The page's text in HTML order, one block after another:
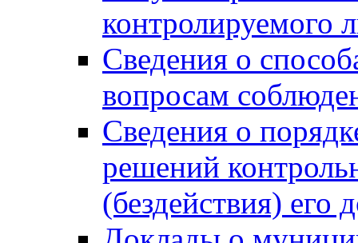
контролируемого
Сведения о
вопросам
Сведения о
решений
(бездействия)